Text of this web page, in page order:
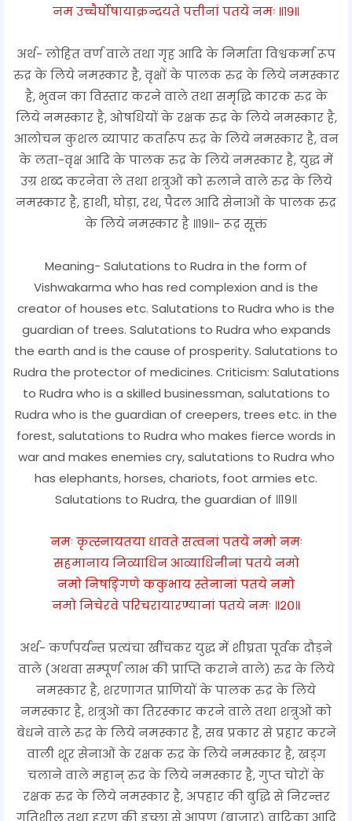
नम उच्चैर्घोषायाक्रन्दयते पत्तीनां पतये नमः ॥१९॥
अर्थ- लोहित वर्ण वाले तथा गृह आदि के निर्माता विश्वकर्मा रूप
रुद्र के लिये नमस्कार है, वृक्षों के पालक रुद्र के लिये नमस्कार
है, भुवन का विस्तार करने वाले तथा समृद्धि कारक रुद्र के
लिये नमस्कार है, ओषधियों के रक्षक रुद्र के लिये नमस्कार है,
आलोचन कुशल व्यापार कर्तारूप रुद्र के लिये नमस्कार है, वन
के लता-वृक्ष आदि के पालक रुद्र के लिये नमस्कार है, युद्ध में
उग्र शब्द करनेवा ले तथा शत्रुओं को रुलाने वाले रुद्र के लिये
नमस्कार है, हाथी, घोड़ा, रथ, पैदल आदि सेनाओं के पालक रुद्र
के लिये नमस्कार है ॥१९॥- रूद्र सूक्तं
Meaning- Salutations to Rudra in the form of
Vishwakarma who has red complexion and is the
creator of houses etc. Salutations to Rudra who is the
guardian of trees. Salutations to Rudra who expands
the earth and is the cause of prosperity. Salutations to
Rudra the protector of medicines. Criticism: Salutations
to Rudra who is a skilled businessman, salutations to
Rudra who is the guardian of creepers, trees etc. in the
forest, salutations to Rudra who makes fierce words in
war and makes enemies cry, salutations to Rudra who
has elephants, horses, chariots, foot armies etc.
Salutations to Rudra, the guardian of ॥19॥
नमः कृत्स्नायतया धावते सत्वनां पतये नमो नमः
सहमानाय निव्याधिन आव्याधिनीनां पतये नमो
नमो निषङ्गिणे ककुभाय स्तेनानां पतये नमो
नमो निचेरवे परिचरायारण्यानां पतये नमः ॥२०॥
अर्थ- कर्णपर्यन्त प्रत्यंचा खींचकर युद्ध में शीघ्रता पूर्वक दौड़ने
वाले (अथवा सम्पूर्ण लाभ की प्राप्ति कराने वाले) रुद्र के लिये
नमस्कार है, शरणागत प्राणियों के पालक रुद्र के लिये
नमस्कार है, शत्रुओं का तिरस्कार करने वाले तथा शत्रुओं को
बेधने वाले रुद्र के लिये नमस्कार है, सब प्रकार से प्रहार करने
वाली शूर सेनाओं के रक्षक रुद्र के लिये नमस्कार है, खड्ग
चलाने वाले महान् रुद्र के लिये नमस्कार है, गुप्त चोरों के
रक्षक रुद्र के लिये नमस्कार है, अपहार की बुद्धि से निरन्तर
गतिशील तथा हरण की इच्छा से आपण (बाजार) वाटिका आदि